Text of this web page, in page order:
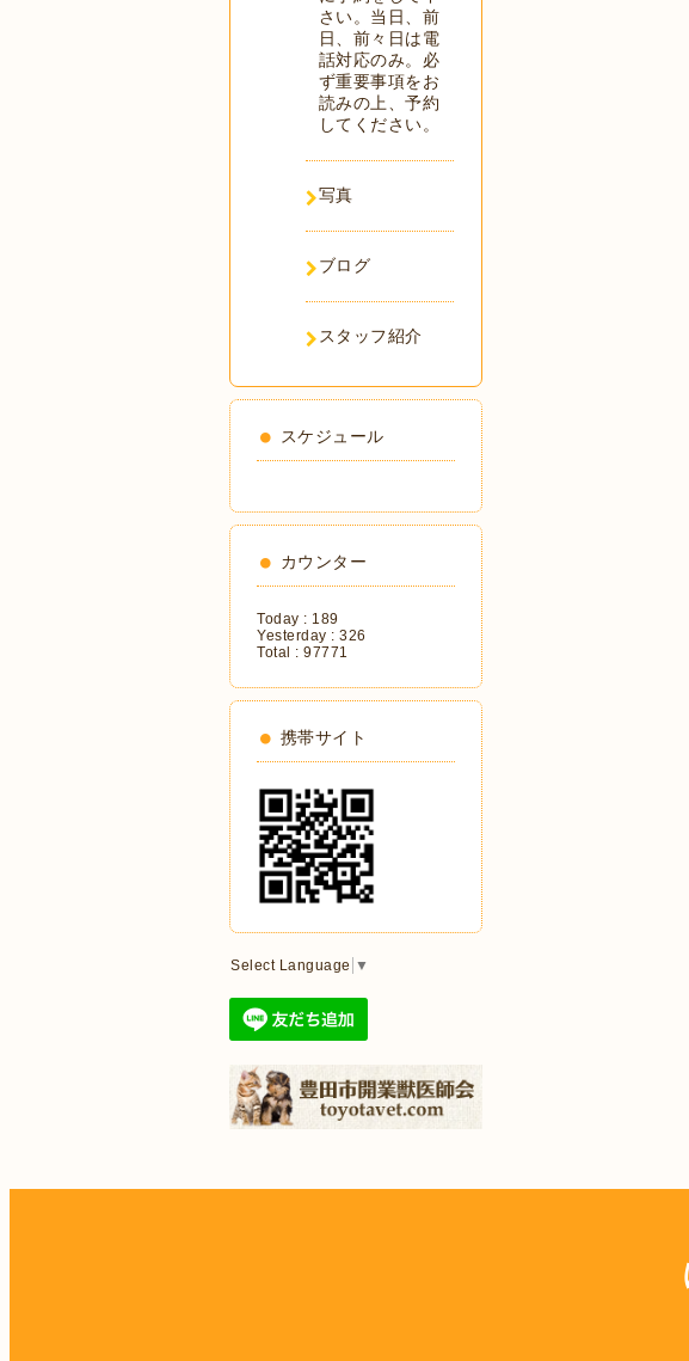
さい。当日、前
日、前々日は電
話対応のみ。必
ず重要事項をお
読みの上、予約
してください。
写真
ブログ
スタッフ紹介
スケジュール
カウンター
Today : 189
Yesterday : 326
Total : 97771
携帯サイト
Select Language ▼